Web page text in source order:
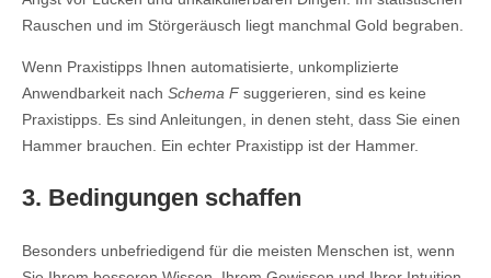
Rauschen und im Störgeräusch liegt manchmal Gold begraben.
Wenn Praxistipps Ihnen automatisierte, unkomplizierte
Anwendbarkeit nach Schema F suggerieren, sind es keine
Praxistipps. Es sind Anleitungen, in denen steht, dass Sie einen
Hammer brauchen. Ein echter Praxistipp ist der Hammer.
3. Bedingungen schaffen
Besonders unbefriedigend für die meisten Menschen ist, wenn